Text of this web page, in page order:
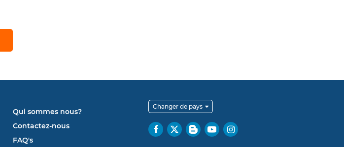
Qui sommes nous?
Contactez-nous
FAQ's
Changer de pays